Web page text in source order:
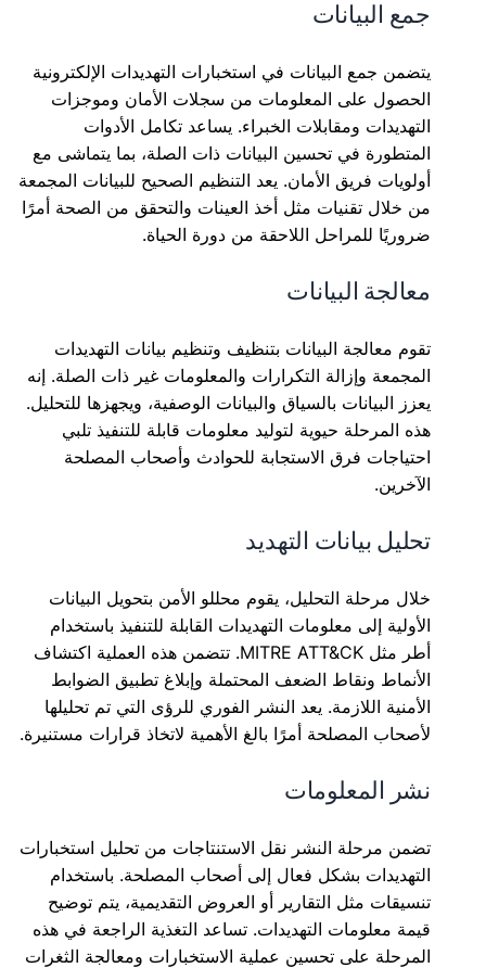
جمع البيانات
يتضمن جمع البيانات في استخبارات التهديدات الإلكترونية
الحصول على المعلومات من سجلات الأمان وموجزات
التهديدات ومقابلات الخبراء. يساعد تكامل الأدوات
المتطورة في تحسين البيانات ذات الصلة، بما يتماشى مع
أولويات فريق الأمان. يعد التنظيم الصحيح للبيانات المجمعة
من خلال تقنيات مثل أخذ العينات والتحقق من الصحة أمرًا
ضروريًا للمراحل اللاحقة من دورة الحياة.
معالجة البيانات
تقوم معالجة البيانات بتنظيف وتنظيم بيانات التهديدات
المجمعة وإزالة التكرارات والمعلومات غير ذات الصلة. إنه
يعزز البيانات بالسياق والبيانات الوصفية، ويجهزها للتحليل.
هذه المرحلة حيوية لتوليد معلومات قابلة للتنفيذ تلبي
احتياجات فرق الاستجابة للحوادث وأصحاب المصلحة
الآخرين.
تحليل بيانات التهديد
خلال مرحلة التحليل، يقوم محللو الأمن بتحويل البيانات
الأولية إلى معلومات التهديدات القابلة للتنفيذ باستخدام
أطر مثل MITRE ATT&CK. تتضمن هذه العملية اكتشاف
الأنماط ونقاط الضعف المحتملة وإبلاغ تطبيق الضوابط
الأمنية اللازمة. يعد النشر الفوري للرؤى التي تم تحليلها
لأصحاب المصلحة أمرًا بالغ الأهمية لاتخاذ قرارات مستنيرة.
نشر المعلومات
تضمن مرحلة النشر نقل الاستنتاجات من تحليل استخبارات
التهديدات بشكل فعال إلى أصحاب المصلحة. باستخدام
تنسيقات مثل التقارير أو العروض التقديمية، يتم توضيح
قيمة معلومات التهديدات. تساعد التغذية الراجعة في هذه
المرحلة على تحسين عملية الاستخبارات ومعالجة الثغرات